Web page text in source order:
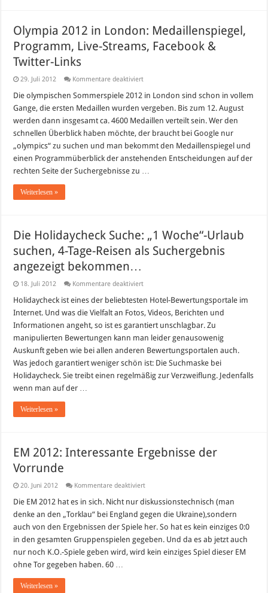
Olympia 2012 in London: Medaillenspiegel,
Programm, Live-Streams, Facebook &
Twitter-Links
29. Juli 2012 Kommentare deaktiviertfür
2012
London:
Medaillenspiegel,
Programm,
Live-
Streams,
Facebook
&
Links
Die olympischen Sommerspiele 2012 in London sind schon in vollem
Gange, die ersten Medaillen wurden vergeben. Bis zum 12. August
werden dann insgesamt ca. 4600 Medaillen verteilt sein. Wer den
schnellen Überblick haben möchte, der braucht bei Google nur
„olympics“ zu suchen und man bekommt den Medaillenspiegel und
einen Programmüberblick der anstehenden Entscheidungen auf der
rechten Seite der Suchergebnisse zu …
Weiterlesen »
Die Holidaycheck Suche: „1 Woche“-Urlaub
suchen, 4-Tage-Reisen als Suchergebnis
angezeigt bekommen…
18. Juli 2012 Kommentare deaktiviertfür
Holidaycheck
„1
Woche“-
Urlaub
suchen,
4-
Tage-
Reisen
Suchergebnis
Holidaycheck ist eines der beliebtesten Hotel-Bewertungsportale im
Internet. Und was die Vielfalt an Fotos, Videos, Berichten und
Informationen angeht, so ist es garantiert unschlagbar. Zu
manipulierten Bewertungen kann man leider genausowenig
Auskunft geben wie bei allen anderen Bewertungsportalen auch.
Was jedoch garantiert weniger schön ist: Die Suchmaske bei
Holidaycheck. Sie treibt einen regelmäßig zur Verzweiflung. Jedenfalls
wenn man auf der …
Weiterlesen »
EM 2012: Interessante Ergebnisse der
Vorrunde
20. Juni 2012 Kommentare deaktiviertfür
2012:
Ergebnisse
der
Vorrunde
Die EM 2012 hat es in sich. Nicht nur diskussionstechnisch (man
denke an den „Torklau“ bei England gegen die Ukraine),sondern
auch von den Ergebnissen der Spiele her. So hat es kein einziges 0:0
in den gesamten Gruppenspielen gegeben. Und da es ab jetzt auch
nur noch K.O.-Spiele geben wird, wird kein einziges Spiel dieser EM
ohne Tor gegeben haben. 60 …
Weiterlesen »